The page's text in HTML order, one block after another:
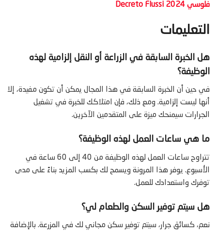
فلوسي Decreto Flussi 2024
التعليمات
هل الخبرة السابقة في الزراعة أو النقل إلزامية لهذه
الوظيفة؟
في حين أن الخبرة السابقة في هذا المجال يمكن أن تكون مفيدة، إلا
أنها ليست إلزامية. ومع ذلك، فإن امتلاكك للخبرة في تشغيل
الجرارات سيمنحك ميزة على المتقدمين الآخرين.
ما هي ساعات العمل لهذه الوظيفة؟
تتراوح ساعات العمل لهذه الوظيفة من 40 إلى 60 ساعة في
الأسبوع. يوفر هذا المرونة ويسمح لك بكسب المزيد بناءً على مدى
توفرك واستعدادك للعمل.
هل سيتم توفير السكن والطعام لي؟
نعم، كسائق جرار، سيتم توفير سكن مجاني لك في المزرعة. بالإضافة